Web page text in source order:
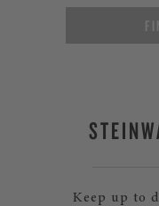
Keep up to